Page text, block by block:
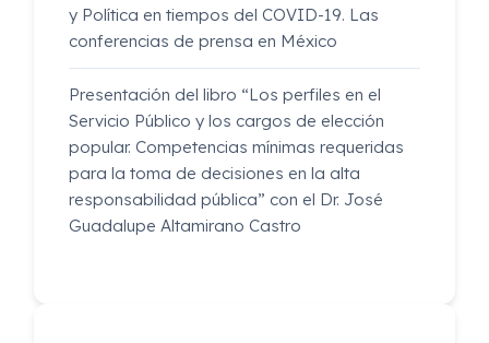
y Política en tiempos del COVID-19. Las
conferencias de prensa en México
Presentación del libro “Los perfiles en el
Servicio Público y los cargos de elección
popular. Competencias mínimas requeridas
para la toma de decisiones en la alta
responsabilidad pública” con el Dr. José
Guadalupe Altamirano Castro